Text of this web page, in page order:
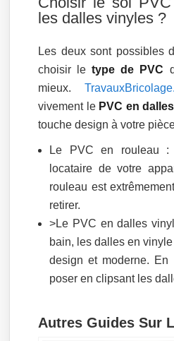
les dalles vinyles ?
Les deux sont possibles
choisir letype de PVC
mieux.
vivement le PVC en dalles
touche design à votre
Le PVC en rouleau
locataire de votre
rouleau est
retirer.
>Le PVC en dalles
bain, les dalles en
design et moderne. En
poser en clipsant les
Autres Guides Sur